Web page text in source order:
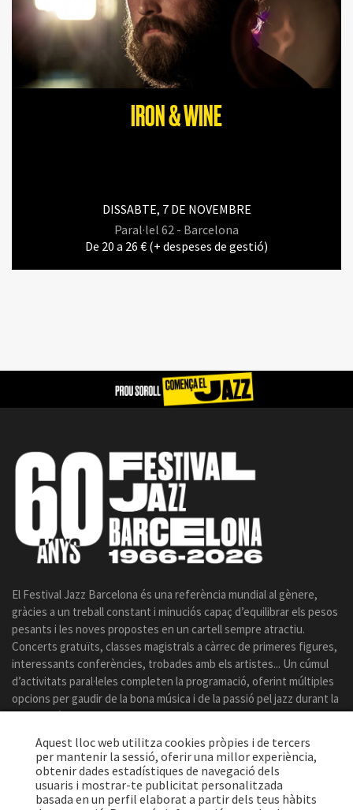
IRON & WINE
DISSABTE, 7 DE NOVEMBRE
Paral·lel 62 - Barcelona
De 20 a 26 € (+ despeses de gestió)
El Festival Jazz Barcelona és una referència mundial al gènere,
gràcies a un treball constant i minuciós capaç d’equilibrar els pesos
pesants i les noves propostes en un cartell sempre atractiu.
Concerts gratuïts, classes magistrals a càrrec de primeres figures,
interessants conferències, trobades amb els artistes... Un cúmul
d’activitats paral·leles completen la programació, oferint múltiples
opcions per gaudir de la bona música i de la passió pel jazz durant la
celebració del certamen.
Aquest lloc web utilitza cookies pròpies i de tercers
per mantenir la sessió, oferir una millor experiència,
obtenir dades estadístiques de navegació dels
usuaris i mostrar-te publicitat personalitzada
basada en un perfil elaborat a partir dels teus hàbits